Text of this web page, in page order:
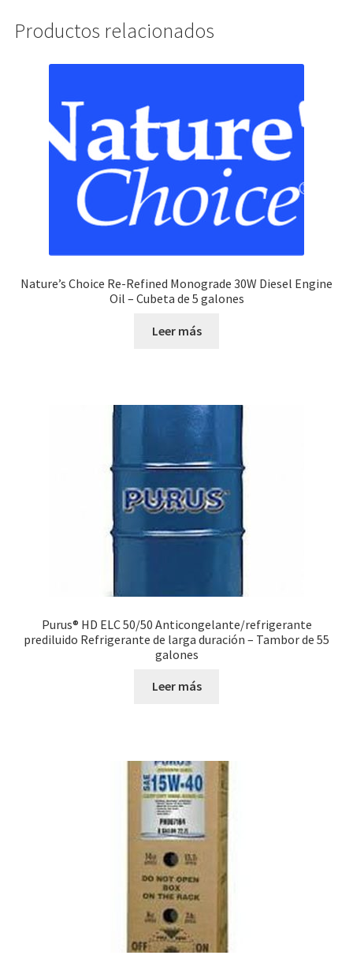
Productos relacionados
Nature’s Choice Re-Refined Monograde 30W Diesel Engine
Oil – Cubeta de 5 galones
Leer más
Purus® HD ELC 50/50 Anticongelante/refrigerante
prediluido Refrigerante de larga duración – Tambor de 55
galones
Leer más